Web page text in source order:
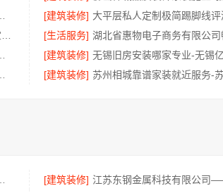
[建筑装修]
[生活服务]
[建筑装修]
[建筑装修]
[建筑装修]